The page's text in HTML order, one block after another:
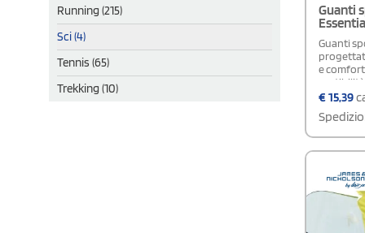
Running (215)
Sci (4)
Tennis (65)
Trekking (10)
Guanti
Guanti
e
assicura
restante
ha una
g/m² in
mm); la
(tricot
€15,39